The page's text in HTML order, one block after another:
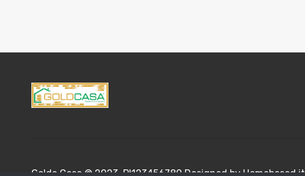
Golda Casa © 2023. PI123456789 Designed by Homebased.it.